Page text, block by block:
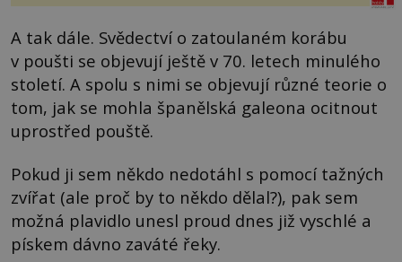
A tak dále. Svědectví o zatoulaném korábu
v poušti se objevují ještě v 70. letech minulého
století. A spolu s nimi se objevují různé teorie o
tom, jak se mohla španělská galeona ocitnout
uprostřed pouště.
Pokud ji sem někdo nedotáhl s pomocí tažných
zvířat (ale proč by to někdo dělal?), pak sem
možná plavidlo unesl proud dnes již vyschlé a
pískem dávno zaváté řeky.